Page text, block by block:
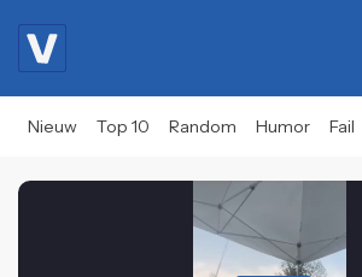
Nieuw Top 10 Random Humor Fail